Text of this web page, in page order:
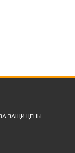
ЗАЩИЩЕНЫ